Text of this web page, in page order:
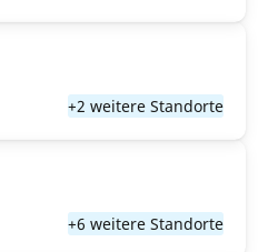
+2 weitere Standorte
+6 weitere Standorte